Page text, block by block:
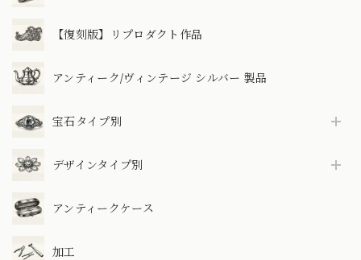
【復刻版】リプロダクト作品
アンティーク/ヴィンテージ シルバー 製品
宝石タイプ別
デザインタイプ別
アンティークケース
加工